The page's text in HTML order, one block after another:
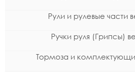
Рули и рулевые части
Ручки руля (Грипсы)
Тормоза и